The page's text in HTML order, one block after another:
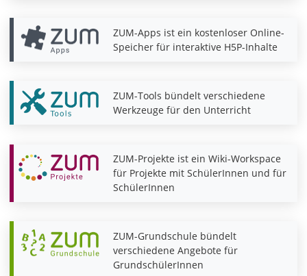
ZUM-Apps ist ein kostenloser Online-
Speicher für interaktive H5P-Inhalte
ZUM-Tools bündelt verschiedene
Werkzeuge für den Unterricht
ZUM-Projekte ist ein Wiki-Workspace
für Projekte mit SchülerInnen und für
SchülerInnen
ZUM-Grundschule bündelt
verschiedene Angebote für
GrundschülerInnen